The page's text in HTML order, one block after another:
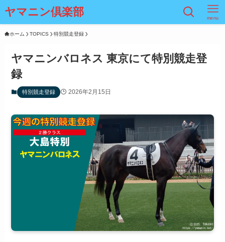
ヤマニン倶楽部 menu
ホーム TOPICS 特別競走登録
ヤマニンバロネス 東京にて特別競走登
録
特別競走登録 2026年2月15日